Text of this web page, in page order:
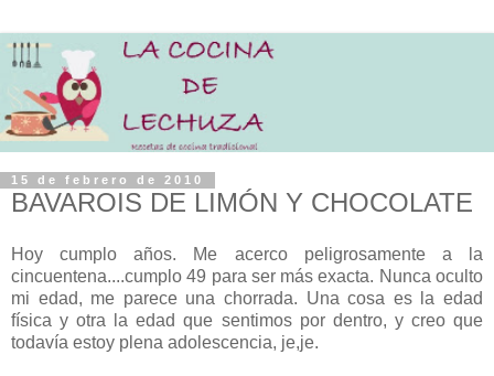
15 de febrero de 2010
BAVAROIS DE LIMÓN Y CHOCOLATE
Hoy cumplo años. Me acerco peligrosamente a la
cincuentena....cumplo 49 para ser más exacta. Nunca oculto
mi edad, me parece una chorrada. Una cosa es la edad
física y otra la edad que sentimos por dentro, y creo que
todavía estoy plena adolescencia, je,je.